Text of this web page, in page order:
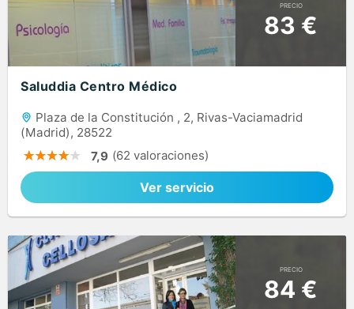
PRECIO
83 €
Saluddia Centro Médico
Plaza de la Constitución , 2, Rivas-Vaciamadrid
(Madrid), 28522
7,9 (62 valoraciones)
Ver servicio
PRECIO
84 €